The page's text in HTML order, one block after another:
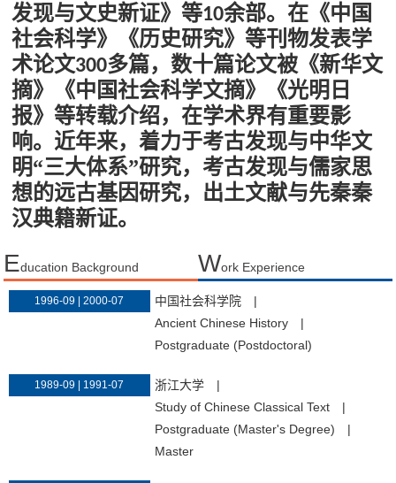
发现与文史新证》等10余部。在《中国
社会科学》《历史研究》等刊物发表学
术论文300多篇，数十篇论文被《新华文
摘》《中国社会科学文摘》《光明日
报》等转载介绍，在学术界有重要影
响。近年来，着力于考古发现与中华文
明“三大体系”研究，考古发现与儒家思
想的远古基因研究，出土文献与先秦秦
汉典籍新证。
Education Background Work Experience
1996-09 | 2000-07 中国社会科学院
|
Ancient Chinese History
|
Postgraduate (Postdoctoral)
1989-09 | 1991-07 浙江大学
|
Study of Chinese Classical Text
|
Postgraduate (Master's Degree)
|
Master